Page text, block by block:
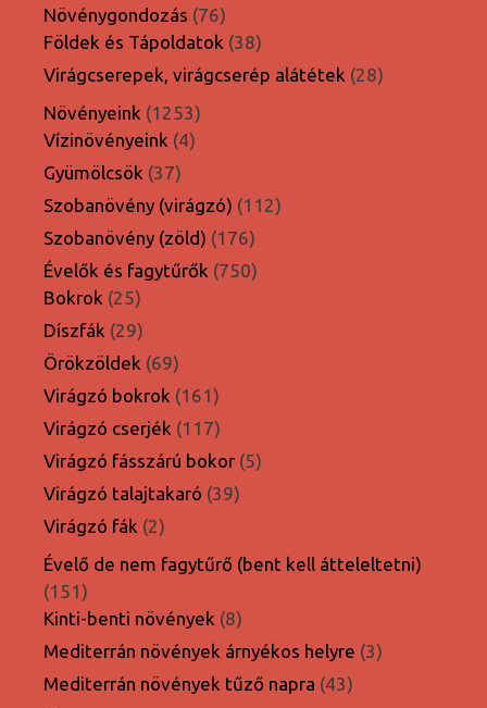
termék
Növénygondozás 7676
termék
Földek és Tápoldatok 3838
termék
Virágcserepek, virágcserép alátétek 2828
Növényeink 12531253
termék
Vízinövényeink 44
Gyümölcsök 3737
termék
Szobanövény (virágzó) 112112
Szobanövény (zöld) 176176
termék
Évelők és fagytűrők 750750
Bokrok 2525
termék
Díszfák 2929
termék
Örökzöldek 6969
termék
Virágzó bokrok 161161
termék
Virágzó cserjék 117117
termék
Virágzó fásszárú bokor 55
Virágzó talajtakaró 3939
Virágzó fák 22
termék
Évelő de nem fagytűrő (bent kell átteleltetni)
151151
termék
Kinti-benti növények 88
termék
Mediterrán növények árnyékos helyre 33
Mediterrán növények tűző napra 4343